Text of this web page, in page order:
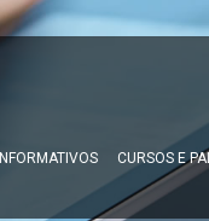
INFORMATIVOS CURSOS E